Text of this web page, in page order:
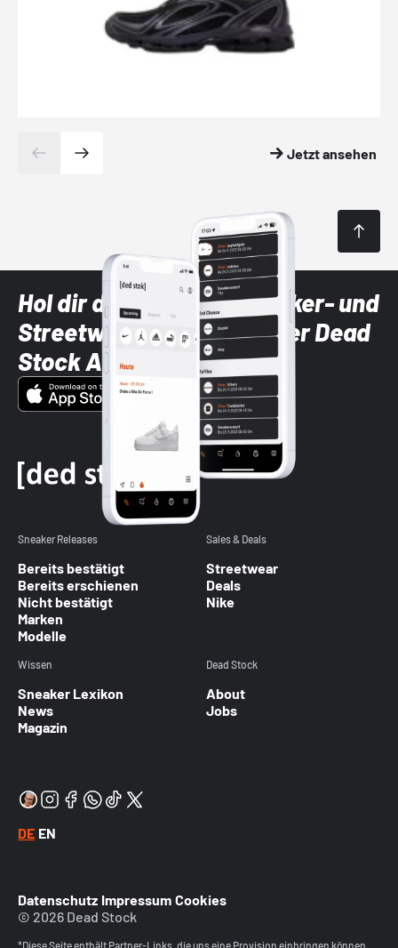
Jetzt ansehen
Hol dir die neuesten Sneaker- und
Streetwear-Brands mit der Dead
Stock App
Sneaker Releases
Bereits bestätigt
Bereits erschienen
Nicht bestätigt
Marken
Modelle
Sales & Deals
Streetwear
Deals
Nike
Wissen
Sneaker Lexikon
News
Magazin
Dead Stock
About
Jobs
DE EN
Datenschutz Impressum Cookies
© 2026 Dead Stock
*Diese Seite enthält Partner-Links, die uns eine Provision einbringen können.